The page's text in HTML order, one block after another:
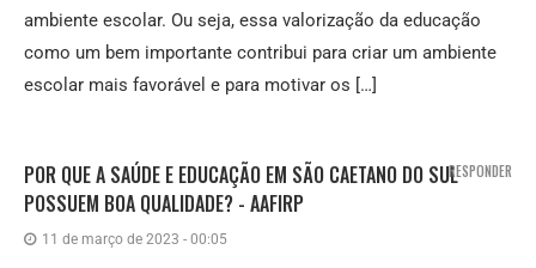
ambiente escolar. Ou seja, essa valorização da educação
como um bem importante contribui para criar um ambiente
escolar mais favorável e para motivar os […]
POR QUE A SAÚDE E EDUCAÇÃO EM SÃO CAETANO DO SUL
POSSUEM BOA QUALIDADE? - AAFIRP
11 de março de 2023 - 00:05
RESPONDER